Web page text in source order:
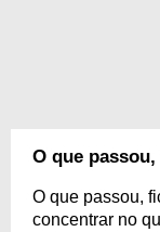
O que
O que passou,
concentrar no